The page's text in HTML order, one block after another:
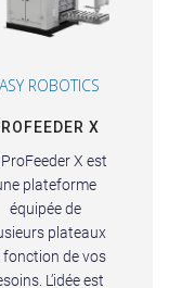
ROBOTICS
X
ProFeeder X est
plateforme
équipée de
plateaux
fonction de vos
L’idée est